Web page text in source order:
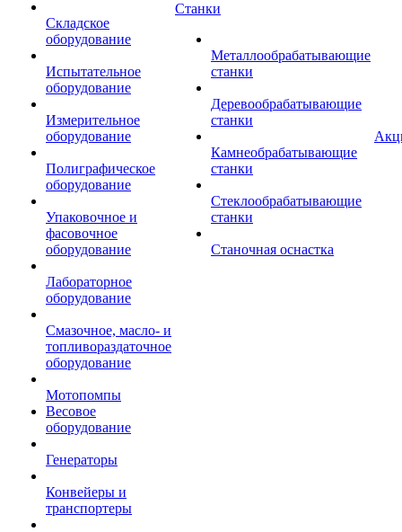
Складское
оборудование
Испытательное
оборудование
Измерительное
оборудование
Полиграфическое
оборудование
Упаковочное и
фасовочное
оборудование
Лабораторное
оборудование
Смазочное, масло- и
топливораздаточное
оборудование
Мотопомпы
Весовое
оборудование
Генераторы
Конвейеры и
транспортеры
Станки
Металлообрабатывающие
станки
Деревообрабатывающие
станки
Камнеобрабатывающие
станки
Стеклообрабатывающие
станки
Станочная оснастка